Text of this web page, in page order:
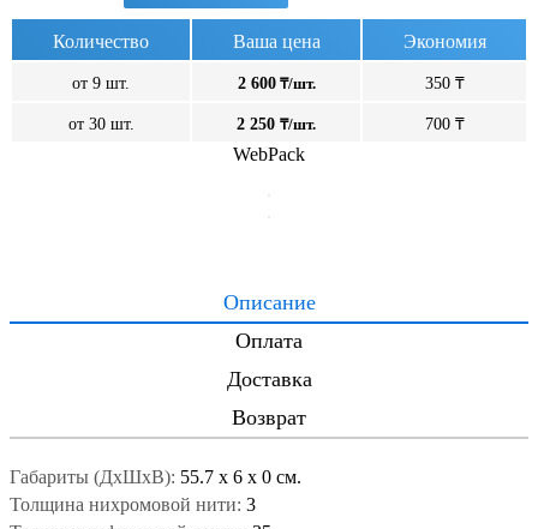
Количество Ваша цена Экономия
от 9 шт. 2 600₸/шт. 350 ₸
от 30 шт. 2 250 ₸/шт. 700 ₸
WebPack
Описание
Оплата
Доставка
Возврат
Габариты (ДxШxВ): 55.7 x 6 x 0 см.
Толщина нихромовой нити: 3